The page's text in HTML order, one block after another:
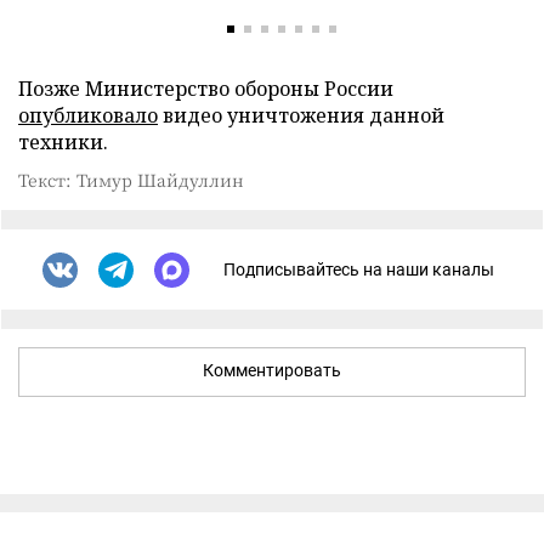
Позже Министерство обороны России
опубликоваловидео уничтожения данной
техники.
Текст: Тимур Шайдуллин
Подписывайтесь на наши каналы
Комментировать